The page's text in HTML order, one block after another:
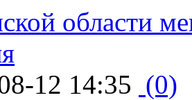
области
12 14:35 (0)